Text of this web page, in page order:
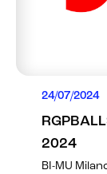
24/07/2024
2024
BI-MU